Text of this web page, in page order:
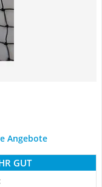
Angebote
GUT